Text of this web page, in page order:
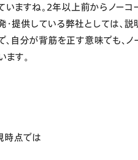
ていますね。2年以上前からノー
・提供している弊社としては、
自分が背筋を正す意味でも、
す。
時点では